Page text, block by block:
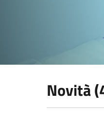
Novità